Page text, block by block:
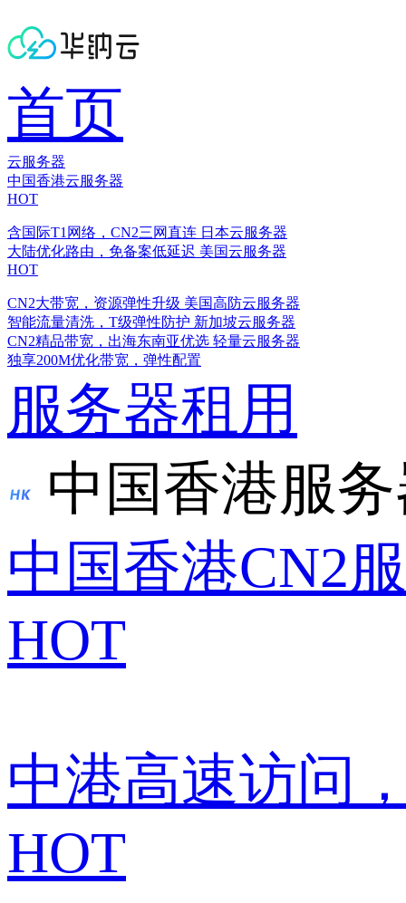
首页
云服务器
中国香港云服务器
HOT
含国际T1网络，CN2三网直连 日本云服务器
大陆优化路由，免备案低延迟 美国云服务器
HOT
CN2大带宽，资源弹性升级 美国高防云服务器
智能流量清洗，T级弹性防护 新加坡云服务器
CN2精品带宽，出海东南亚优选 轻量云服务器
独享200M优化带宽，弹性配置
服务器租用
中国香港服
中国香港CN2
HOT
中港高速访问
HOT